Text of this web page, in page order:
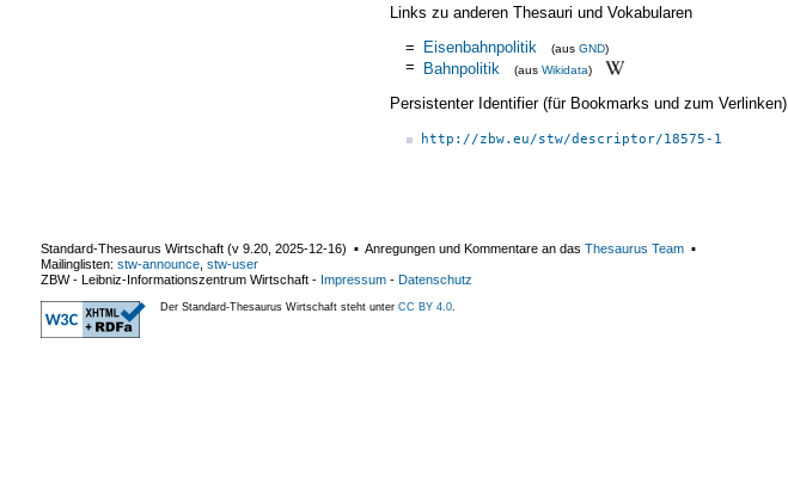
Links zu anderen Thesauri und Vokabularen
= Eisenbahnpolitik (aus GND)
= Bahnpolitik (aus Wikidata)
Persistenter Identifier (für Bookmarks und zum Verlinken)
http://zbw.eu/stw/descriptor/18575-1
Standard-Thesaurus Wirtschaft (v 9.20 2025-12-16) ▪ Anregungen und Kommentare an das Thesaurus Team ▪
Mailinglisten: stw-announce stw-user
ZBW - Leibniz-Informationszentrum Wirtschaft - Impressum - Datenschutz
Der Standard-Thesaurus Wirtschaft steht unter CC BY 4.0